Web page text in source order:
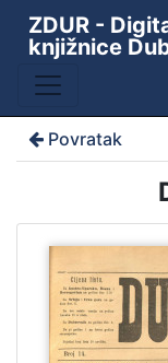
ZDUR -
knjižnice
Povratak